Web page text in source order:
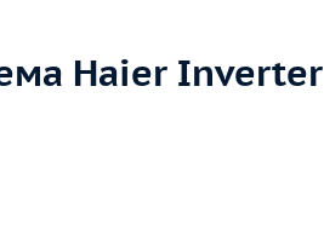
Haier Inverter